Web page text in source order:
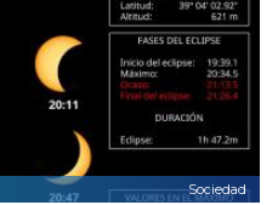
Sociedad